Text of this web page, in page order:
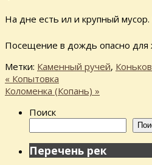
На дне есть ил и крупный
Посещение в дождь опасно для
Метки: Каменный ручей,
« Копытовка
Коломенка (Копань) »
Поиск
Перечень рек